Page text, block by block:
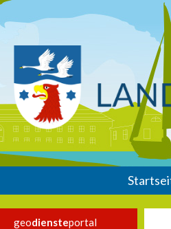
geodiensteportal